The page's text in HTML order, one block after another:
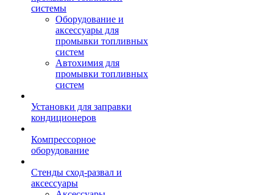
системы
Оборудование и
аксессуары для
промывки топливных
систем
Автохимия для
промывки топливных
систем
Установки для заправки
кондиционеров
Компрессорное
оборудование
Стенды сход-развал и
аксессуары